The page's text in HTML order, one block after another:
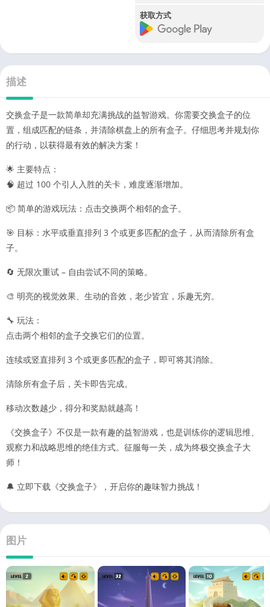
获取方式
描述
交换盒子是一款简单却充满挑战的益智游戏。你需要交换盒子的位
置，组成匹配的链条，并清除棋盘上的所有盒子。仔细思考并规划你
的行动，以获得最有效的解决方案！
🌟 主要特点：
🧠 超过 100 个引人入胜的关卡，难度逐渐增加。
📦 简单的游戏玩法：点击交换两个相邻的盒子。
🎯 目标：水平或垂直排列 3 个或更多匹配的盒子，从而清除所有盒
子。
🔄 无限次重试 – 自由尝试不同的策略。
🎨 明亮的视觉效果、生动的音效，老少皆宜，乐趣无穷。
🔧 玩法：
点击两个相邻的盒子交换它们的位置。
连续或竖直排列 3 个或更多匹配的盒子，即可将其消除。
清除所有盒子后，关卡即告完成。
移动次数越少，得分和奖励就越高！
《交换盒子》不仅是一款有趣的益智游戏，也是训练你的逻辑思维、
观察力和战略思维的绝佳方式。征服每一关，成为终极交换盒子大
师！
🔔 立即下载《交换盒子》，开启你的趣味智力挑战！
图片